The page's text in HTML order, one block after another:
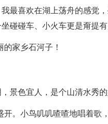
最喜欢在湖上荡舟的感觉
碰碰车、小火车更是甭提有
家乡石河子！
色宜人，是个山清水秀的
小鸟叽叽喳喳地唱着歌